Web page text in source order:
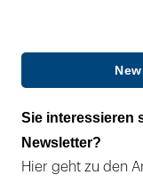
Sie interessieren
Newsletter?
Hier geht zu den